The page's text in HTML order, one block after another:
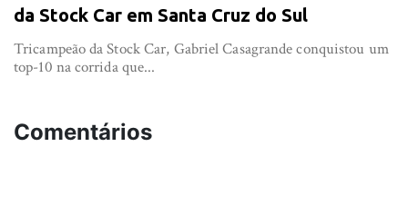
da Stock Car em Santa Cruz do Sul
Tricampeão da Stock Car, Gabriel Casagrande conquistou um
top-10 na corrida que...
Comentários